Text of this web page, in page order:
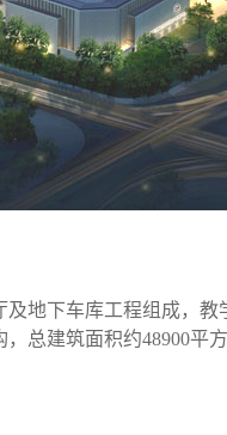
地下车库工程组成，教
总建筑面积约48900平